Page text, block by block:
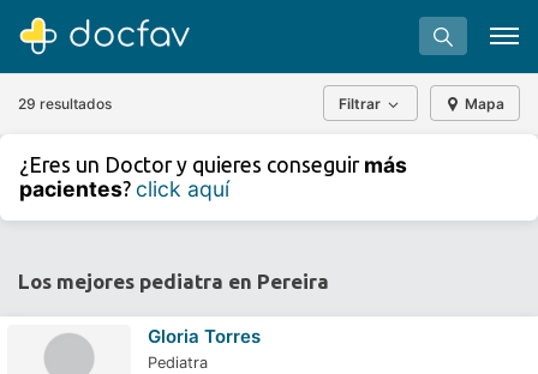
Buscar
¿Eres un doctor?
29 resultados Filtrar Mapa
¿Eres un Doctor y quieres conseguir más
pacientes? click aquí
Los mejores pediatra en Pereira
Gloria Torres
Pediatra
⇧
©
contributors.